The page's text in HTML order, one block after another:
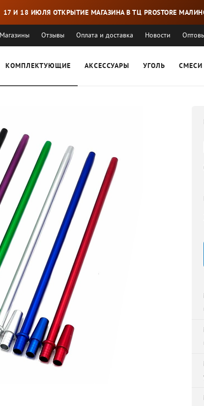
17 И 18 ИЮЛЯ ОТКРЫТИЕ МАГАЗИНА В ТЦ PROSTORE
Магазины Отзывы Оплата и доставка Новости
КОМПЛЕКТУЮЩИЕ АКСЕССУАРЫ УГОЛЬ СМЕСИ